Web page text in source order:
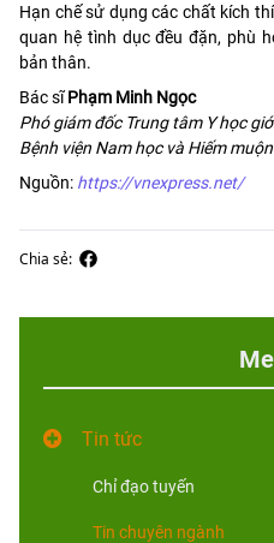
Hạn chế sử dụng các chất kích
quan hệ tình dục đều đặn, phù
bản thân.
Bác sĩPhạm Minh Ngọc
Phó giám đốc Trung tâm Y học
Bệnh viện Nam học và Hiếm
Nguồn: https://vnexpress.net/
Chia sẻ:
Tin tức
Chỉ đạo tuyến
Tin chuyên ngành